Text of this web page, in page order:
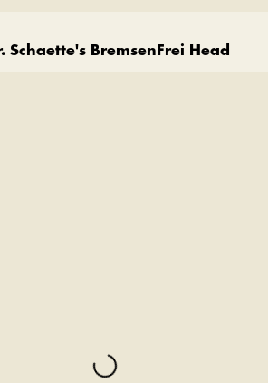
Schaette's BremsenFrei Head